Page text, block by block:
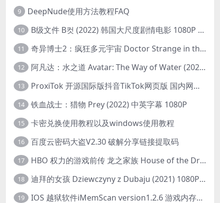
9 DeepNude使用方法教程FAQ
10 B级文件 B컷 (2022) 韩国大尺度剧情电影 1080P 中字
11 奇异博士2：疯狂多元宇宙 Doctor Strange in the Multiverse of Madness (2022) 高清版1080p
12 阿凡达：水之道 Avatar: The Way of Water (2022) 1080p 2k 4k 中文字幕
13 ProxiTok 开源国际版抖音TikTok网页版 国内网络直连
14 铁血战士：猎物 Prey (2022) 中英字幕 1080P
15 卡密兑换使用教程以及windows使用教程
16 百度云密码大盗V2.30 破解分享链接提取码
17 HBO 权力的游戏前传 龙之家族 House of the Dragon (2022) 中字 1080P 更新4集
18 迪拜的女孩 Dziewczyny z Dubaju (2021) 1080P 中字
19 IOS 越狱软件iMemScan version1.2.6 游戏内存修改器